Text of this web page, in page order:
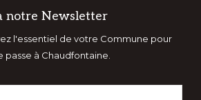
notre Newsletter
l'essentiel de votre Commune pour
passe à Chaudfontaine.